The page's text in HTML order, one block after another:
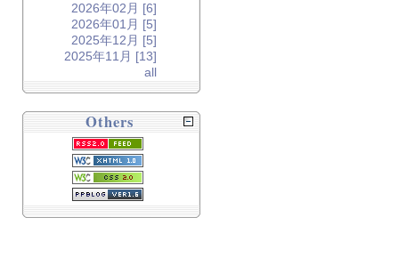
2026年02月 [6]
2026年01月 [5]
2025年12月 [5]
2025年11月 [13]
all
Others